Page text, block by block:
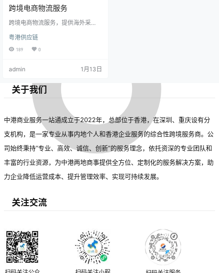
跨境电商物流服务‌
跨境电商物流服务‌，提供‌海外采
储及供应链金融‌等核心服务。
粤港供应链
189 0
admin 1月13日
关于我们
中港商业服务一站通成立于2022年，总部位于香港，在深圳、重庆设有分
支机构，是一家专业从事内地个人和香港企业服务的综合性跨境服务商。公
司始终秉持“专业、高效、诚信、创新”的服务理念，依托资深的专业团队和
丰富的行业资源，为中港两地商事提供全方位、定制化的服务解决方案，助
力企业降低运营成本、提升管理效率、实现可持续发展。
关注交流